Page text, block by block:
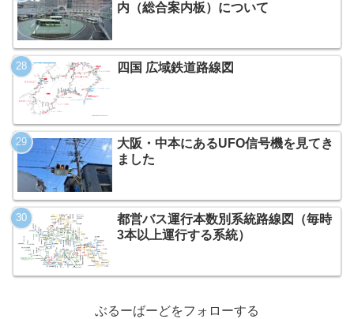
内（総合案内板）について
四国 広域鉄道路線図
大阪・中本にあるUFO信号機を見てき
ました
都営バス運行本数別系統路線図（毎時
3本以上運行する系統）
ぶるーばーどをフォローする